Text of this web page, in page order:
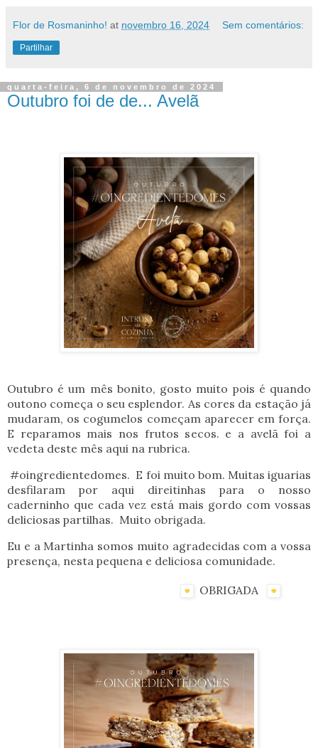
Flor de Rosmaninho! at novembro 16, 2024 Sem comentários:
Partilhar
quarta-feira, 6 de novembro de 2024
Outubro foi de de... Avelã
Outubro é um mês bonito, gosto muito pois é quando
outono começa o seu esplendor. As cores da estação já
mudaram, os cogumelos começam aparecer em força.
E reparamos mais nos frutos secos. e a avelã foi a
vedeta deste mês aqui na rubrica.
#oingredientedomes. E foi muito bom. Muitas iguarias
desfilaram por aqui direitinhas para o nosso
caderninho que cada vez está mais gordo com vossas
deliciosas partilhas. Muito obrigada.
Eu e a Martinha somos muito agradecidas com a vossa
presença, nesta pequena e deliciosa comunidade.
OBRIGADA